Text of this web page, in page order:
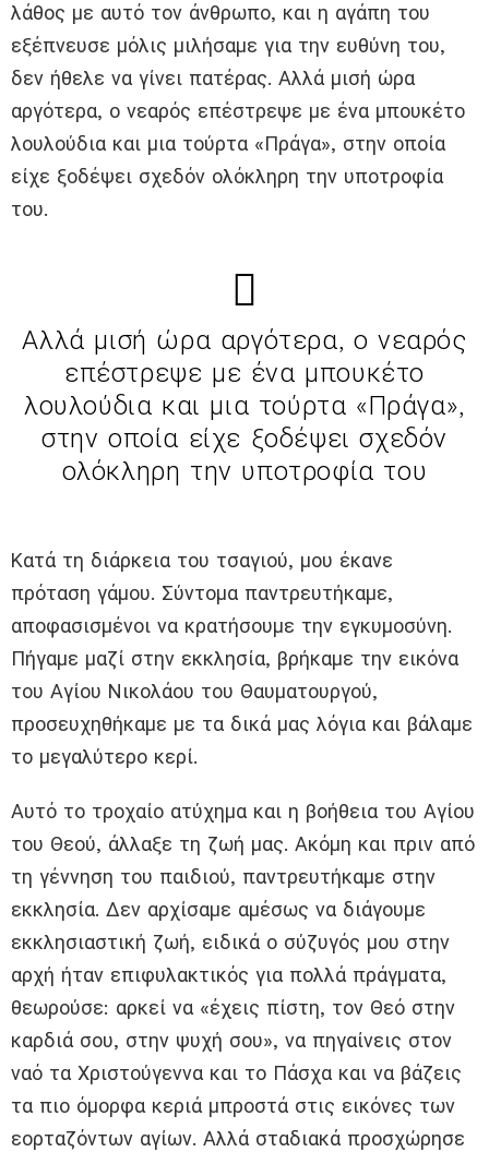
λάθος με αυτό τον άνθρωπο, και η αγάπη του
εξέπνευσε μόλις μιλήσαμε για την ευθύνη του,
δεν ήθελε να γίνει πατέρας. Αλλά μισή ώρα
αργότερα, ο νεαρός επέστρεψε με ένα μπουκέτο
λουλούδια και μια τούρτα «Πράγα», στην οποία
είχε ξοδέψει σχεδόν ολόκληρη την υποτροφία
του.
Αλλά μισή ώρα αργότερα, ο νεαρός
επέστρεψε με ένα μπουκέτο
λουλούδια και μια τούρτα «Πράγα»,
στην οποία είχε ξοδέψει σχεδόν
ολόκληρη την υποτροφία του
Κατά τη διάρκεια του τσαγιού, μου έκανε
πρόταση γάμου. Σύντομα παντρευτήκαμε,
αποφασισμένοι να κρατήσουμε την εγκυμοσύνη.
Πήγαμε μαζί στην εκκλησία, βρήκαμε την εικόνα
του Αγίου Νικολάου του Θαυματουργού,
προσευχηθήκαμε με τα δικά μας λόγια και βάλαμε
το μεγαλύτερο κερί.
Αυτό το τροχαίο ατύχημα και η βοήθεια του Αγίου
του Θεού, άλλαξε τη ζωή μας. Ακόμη και πριν από
τη γέννηση του παιδιού, παντρευτήκαμε στην
εκκλησία. Δεν αρχίσαμε αμέσως να διάγουμε
εκκλησιαστική ζωή, ειδικά ο σύζυγός μου στην
αρχή ήταν επιφυλακτικός για πολλά πράγματα,
θεωρούσε: αρκεί να «έχεις πίστη, τον Θεό στην
καρδιά σου, στην ψυχή σου», να πηγαίνεις στον
ναό τα Χριστούγεννα και το Πάσχα και να βάζεις
τα πιο όμορφα κεριά μπροστά στις εικόνες των
εορταζόντων αγίων. Αλλά σταδιακά προσχώρησε